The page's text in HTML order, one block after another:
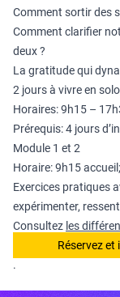
Comment sortir des
Comment clarifier
deux ?
La gratitude qui
2 jours à vivre en
Horaires: 9h15 –
Prérequis: 4 jours
Module 1 et 2
Horaire: 9h15
Exercices pratiques
expérimenter,
Consultez les
Réservez et
.